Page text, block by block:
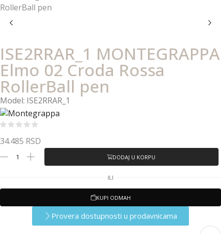
RollerBall pen
ISE2RRAR_1 MONTEGRAPPA
Elmo 02 Croda Rossa
RollerBall pen
Model: ISE2RRAR_1
34.485 RSD
DODAJ U KORPU
ILI
KUPI ODMAH
Provera dostupnosti u prodavnicama